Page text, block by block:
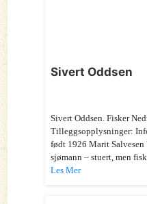
Sivert Oddsen
Sivert Oddsen. Fisker
Tilleggsopplysninger:
født 1926 Marit Salvesen
sjømann – stuert, men
Les Mer